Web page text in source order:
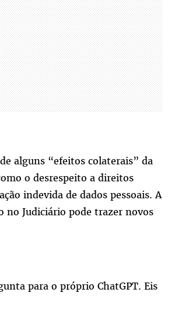
alguns “efeitos colaterais” da
o desrespeito a direitos
indevida de dados pessoais. A
no Judiciário pode trazer novos
para o próprio ChatGPT. Eis